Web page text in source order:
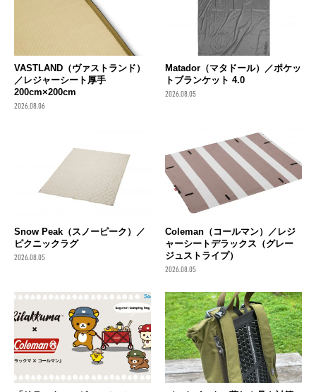
VASTLAND（ヴァストランド）
／レジャーシート厚手
200cm×200cm
2026.08.06
Matador（マタドール）／ポケッ
トブランケット 4.0
2026.08.05
Snow Peak（スノーピーク）／
ピクニックラグ
2026.08.05
Coleman（コールマン）／レジ
ャーシートデラックス（グレー
ジュストライプ）
2026.08.05